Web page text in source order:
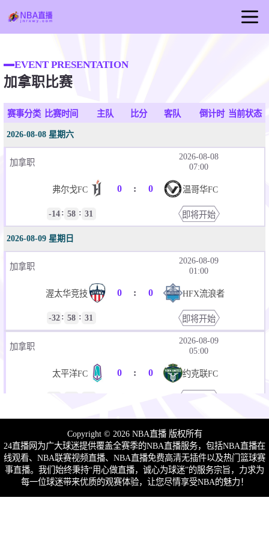
NBA直播
篮球直播
NBA视频
NBA新闻
EVENT PRESENTATION
加拿职比赛
赛事分类 比赛时间 主队 比分 客队 倒计时 当前状态
2026-08-08 星期六
加拿职
2026-08-08
07:00
弗尔戈FC 0 : 0 温哥华FC
-14 : 58 : 31 即将开始
2026-08-09 星期日
加拿职
2026-08-09
01:00
渥太华竞技 0 : 0 HFX流浪者
-32 : 58 : 31 即将开始
加拿职
2026-08-09
05:00
太平洋FC 0 : 0 约克联FC
2026-08-09
08:00
魁北克苏普拉 0 : 0 骑兵队
-39: 58 : 31 即将开始
Copyright © 2026 NBA直播 版权所有
24直播网为广大球迷提供覆盖全赛季的NBA直播服务，包括NBA直播在
线观看、NBA联赛视频直播、NBA直播免费高清无插件以及热门篮球赛
事直播。我们始终秉持“用心做直播，诚心为球迷”的服务宗旨，力求为
每一位球迷带来优质的观赛体验，让您尽情享受NBA的魅力！